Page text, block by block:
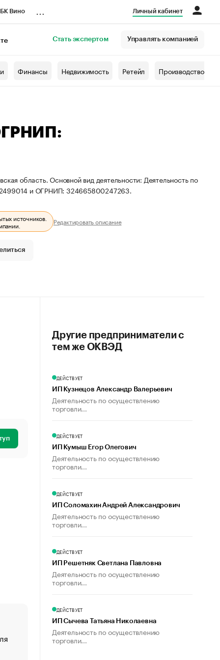
Вино Личный кабинет
Стать экспертом Управлять компанией
Финансы Недвижимость Ретейл Производство
область. Основной вид деятельности: Деятельность по
и ОГРНИП: 324665800247263.
источников.
Редактировать описание
«От спорта тело стареет иначе». Как живет глава
создавшей GTA
Другие предприниматели с
тем же ОКВЭД
ДЕЙСТВУЕТ
ИП Кузнецов Александр Валерьевич
Деятельность по осуществлению
торговли...
ДЕЙСТВУЕТ
ИП Кумыш Егор Олегович
Деятельность по осуществлению
торговли...
ДЕЙСТВУЕТ
ИП Соломахин Андрей Александрович
Деятельность по осуществлению
торговли...
ДЕЙСТВУЕТ
ИП Решетняк Светлана Павловна
Деятельность по осуществлению
торговли...
ДЕЙСТВУЕТ
ИП Сычева Татьяна Николаевна
Деятельность по осуществлению
торговли...